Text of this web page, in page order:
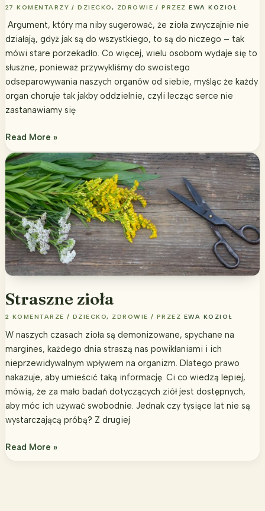
27 KOMENTARZY /DZIECKO, ZDROWIE / PRZEZEWA KOZIOŁ
Argument, który ma niby sugerować, że zioła zwyczajnie nie
działają, gdyż jak są do wszystkiego, to są do niczego – tak
mówi stare porzekadło. Co więcej, wielu osobom wydaje się to
słuszne, ponieważ przywykliśmy do swoistego
odseparowywania naszych organów od siebie, myśląc że każdy
organ choruje tak jakby oddzielnie, czyli lecząc serce nie
zastanawiamy się
Jak
zrobić
syrop
chrzanowy
wzmacniający
odporność
Read More »
Straszne zioła
2 KOMENTARZE / DZIECKO, ZDROWIE / PRZEZ EWA KOZIOŁ
W naszych czasach zioła są demonizowane, spychane na
margines, każdego dnia straszą nas powikłaniami i ich
nieprzewidywalnym wpływem na organizm. Dlatego prawo
nakazuje, aby umieścić taką informację. Ci co wiedzą lepiej,
mówią, że za mało badań dotyczących ziół jest dostępnych,
aby móc ich używać swobodnie. Jednak czy tysiące lat nie są
wystarczającą próbą? Z drugiej
Straszne
Read More »